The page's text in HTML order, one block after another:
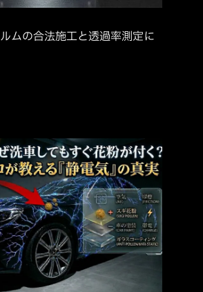
ムの合法施工と透過率測定に